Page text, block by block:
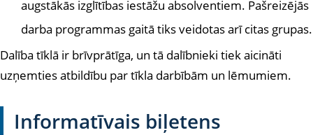
augstākās izglītības iestāžu absolventiem. Pašreizējās
darba programmas gaitā tiks veidotas arī citas grupas.
Dalība tīklā ir brīvprātīga, un tā dalībnieki tiek aicināti
uzņemties atbildību par tīkla darbībām un lēmumiem.
Informatīvais biļetens